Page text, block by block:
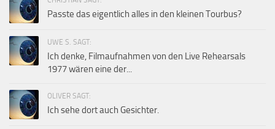
Passte das eigentlich alles in den kleinen Tourbus?
UWE S. SAGT:
Ich denke, Filmaufnahmen von den Live Rehearsals
1977 wären eine der...
OLIVER SAGT:
Ich sehe dort auch Gesichter.